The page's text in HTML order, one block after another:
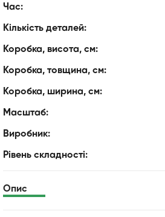
Час:
Кількість деталей:
Коробка, висота, см:
Коробка, товщина, см:
Коробка, ширина, см:
Масштаб:
Виробник:
Рівень складності:
Опис